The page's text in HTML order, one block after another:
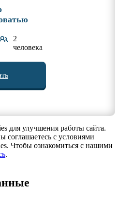
2
человека
для улучшения работы сайта.
соглашаетесь с условиями
Чтобы ознакомиться с нашими
.